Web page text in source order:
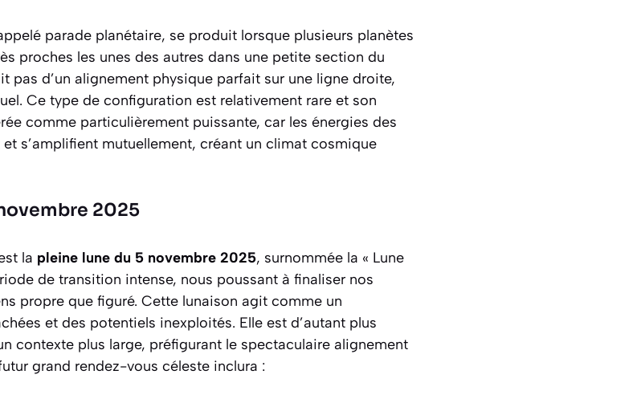
parade planétaire, se produit lorsque plusieurs planètes
proches les unes des autres dans une petite section du
pas d’un alignement physique parfait sur une ligne droite,
Ce type de configuration est relativement rare et son
comme particulièrement puissante, car les énergies des
s’amplifient mutuellement, créant un climat cosmique
2025
la pleine lune du 5 novembre 2025, surnommée la « Lune
de transition intense, nous poussant à finaliser nos
propre que figuré. Cette lunaison agit comme un
et des potentiels inexploités. Elle est d’autant plus
contexte plus large, préfigurant le spectaculaire alignement
grand rendez-vous céleste inclura :